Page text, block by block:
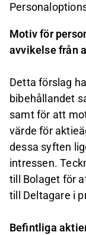
Motiv för
avvikelse från
Detta förslag
bibehållandet
samt för att
värde för
dessa syften
intressen.
till Bolaget för
till Deltagare i
Befintliga